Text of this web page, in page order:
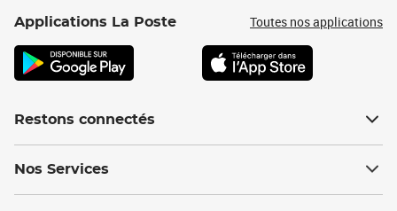
Applications La Poste Toutes nos applications
Restons connectés
Nos Services